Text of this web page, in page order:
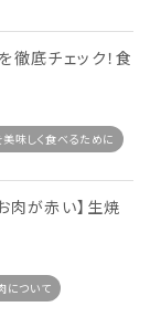
徹底チェック！食
味しく食べるために
肉が赤い】生焼
について